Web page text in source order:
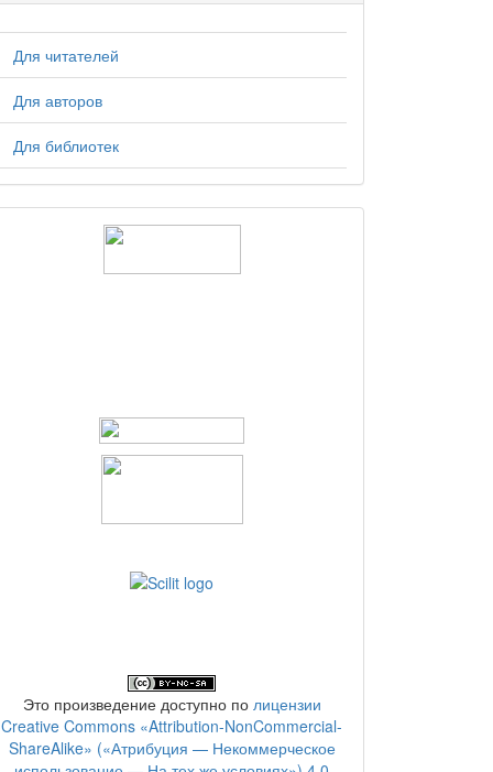
Для читателей
Для авторов
Для библиотек
Это произведение доступно по лицензии
Creative Commons «Attribution-NonCommercial-
ShareAlike» («Атрибуция — Некоммерческое